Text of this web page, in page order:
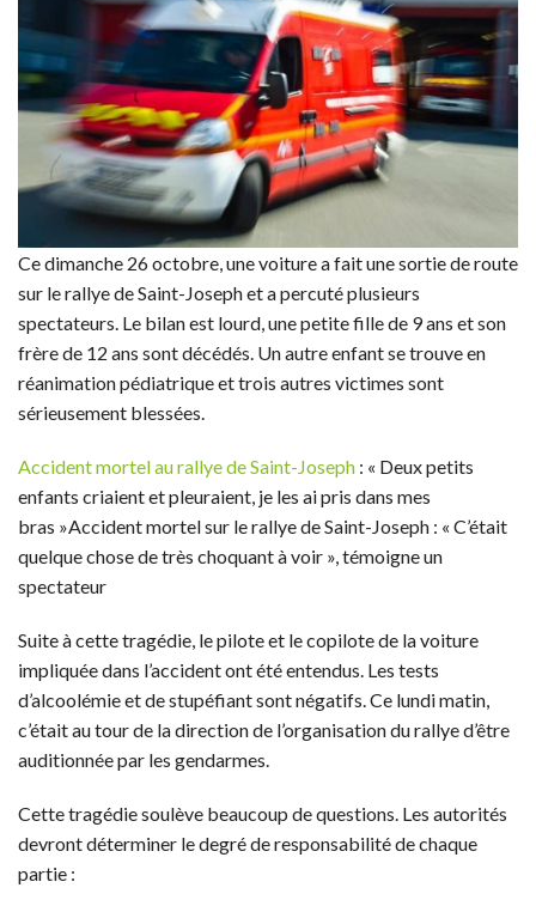
FÉMINA
NEWS DOM
Ce dimanche 26 octobre, une voiture a fait une sortie de route
sur le rallye de Saint-Joseph et a percuté plusieurs
spectateurs. Le bilan est lourd, une petite fille de 9 ans et son
frère de 12 ans sont décédés. Un autre enfant se trouve en
réanimation pédiatrique et trois autres victimes sont
sérieusement blessées.
Accident mortel au rallye de Saint-Joseph : « Deux petits
enfants criaient et pleuraient, je les ai pris dans mes
bras »Accident mortel sur le rallye de Saint-Joseph : « C’était
quelque chose de très choquant à voir », témoigne un
spectateur
Suite à cette tragédie, le pilote et le copilote de la voiture
impliquée dans l’accident ont été entendus. Les tests
d’alcoolémie et de stupéfiant sont négatifs. Ce lundi matin,
c’était au tour de la direction de l’organisation du rallye d’être
auditionnée par les gendarmes.
Cette tragédie soulève beaucoup de questions. Les autorités
devront déterminer le degré de responsabilité de chaque
partie :